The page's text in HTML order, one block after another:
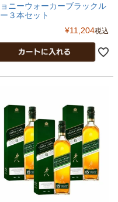
ニーウォーカーブラックル
３本セット
¥11,204税込